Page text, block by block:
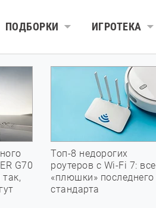
ПОДБОРКИ ИГРОТЕКА
G70
Топ-8 недорогих
роутеров с Wi-Fi 7: все
«плюшки» последнего
стандарта